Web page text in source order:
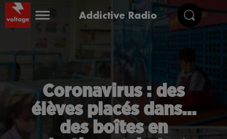
Addictive Radio
Coronavirus : des
élèves placés dans…
des boîtes en